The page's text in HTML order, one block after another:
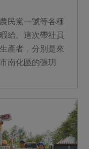
民黨一號等各種
給。這次帶社員
產者，分別是來
南化區的張玥